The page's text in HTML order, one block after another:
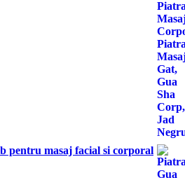
pentru masaj facial si corporal